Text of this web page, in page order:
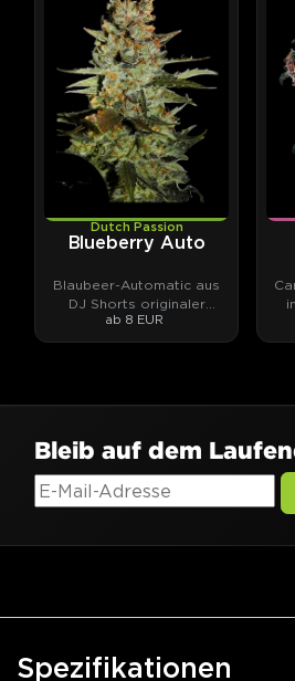
Dutch Passion
Blueberry Auto
Blaubeer-Automatic aus
DJ Shorts originaler
Blueberry-Genetik.
ab 8 EUR
Bleib auf dem
Spezifikationen